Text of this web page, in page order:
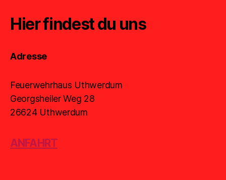
Hier findest du uns
Adresse
Feuerwehrhaus Uthwerdum
Georgsheiler Weg 28
26624 Uthwerdum
ANFAHRT